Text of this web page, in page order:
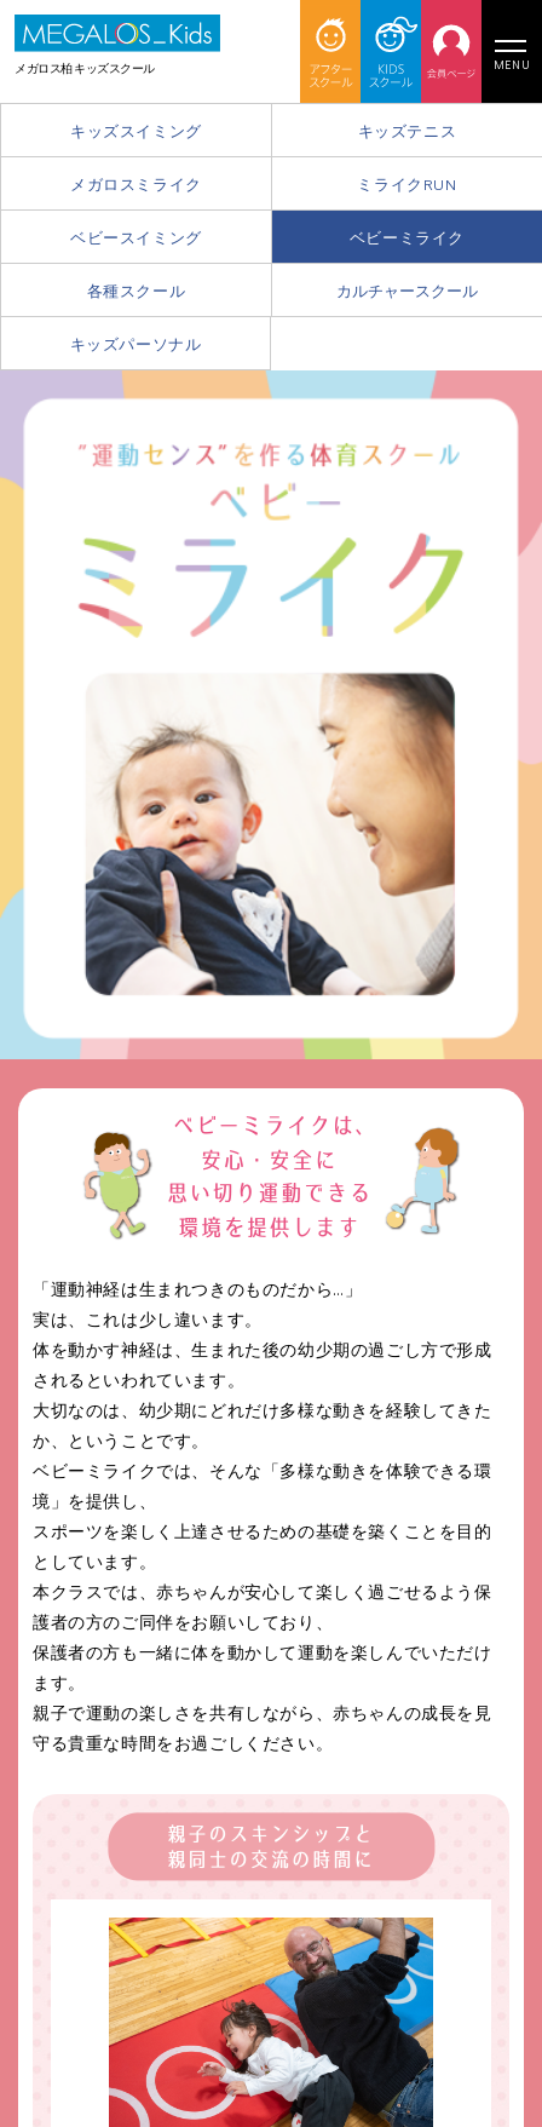
メガロス柏 キッズスクール MENU
キッズスイミング キッズテニス
メガロスミライク ミライクRUN
ベビースイミング ベビーミライク
各種スクール カルチャースクール
キッズパーソナル
「運動神経は生まれつきのものだから…」
実は、これは少し違います。
体を動かす神経は、生まれた後の幼少期の過ごし方で形成
されるといわれています。
大切なのは、幼少期にどれだけ多様な動きを経験してきた
か、ということです。
ベビーミライクでは、そんな「多様な動きを体験できる環
境」を提供し、
スポーツを楽しく上達させるための基礎を築くことを目的
としています。
本クラスでは、赤ちゃんが安心して楽しく過ごせるよう保
護者の方のご同伴をお願いしており、
保護者の方も一緒に体を動かして運動を楽しんでいただけ
ます。
親子で運動の楽しさを共有しながら、赤ちゃんの成長を見
守る貴重な時間をお過ごしください。